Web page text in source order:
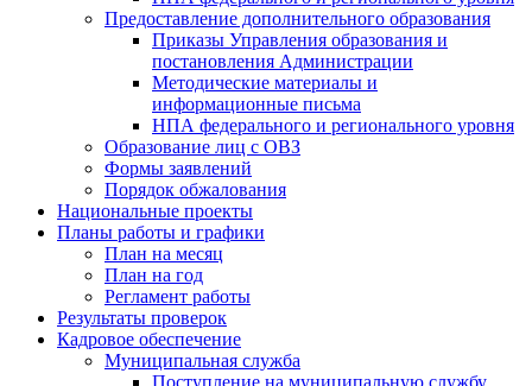
Предоставление дополнительного образования
Приказы Управления образования и
постановления Администрации
Методические материалы и
информационные письма
НПА федерального и регионального уровня
Образование лиц с ОВЗ
Формы заявлений
Порядок обжалования
Национальные проекты
Планы работы и графики
План на месяц
План на год
Регламент работы
Результаты проверок
Кадровое обеспечение
Муниципальная служба